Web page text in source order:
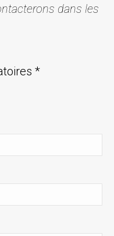
dans les
*